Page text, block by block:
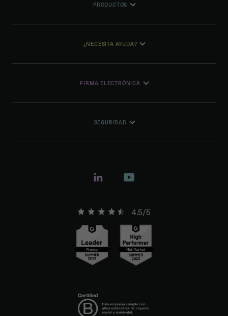
PRODUCTOS
¿NECESITA AYUDA?
FIRMA ELECTRÓNICA
SEGURIDAD
4.5/5